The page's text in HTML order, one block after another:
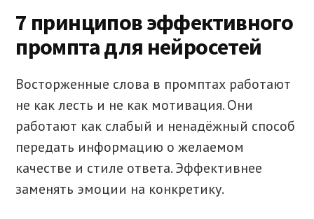
7 принципов эффективного
промпта для нейросетей
Восторженные слова в промптах работают
не как лесть и не как мотивация. Они
работают как слабый и ненадёжный способ
передать информацию о желаемом
качестве и стиле ответа. Эффективнее
заменять эмоции на конкретику.